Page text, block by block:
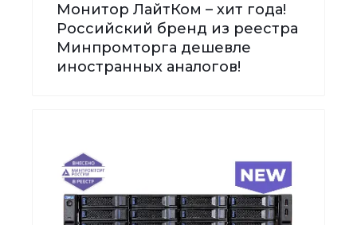
Монитор ЛайтКом – хит года!
Российский бренд из реестра
Минпромторга дешевле
иностранных аналогов!